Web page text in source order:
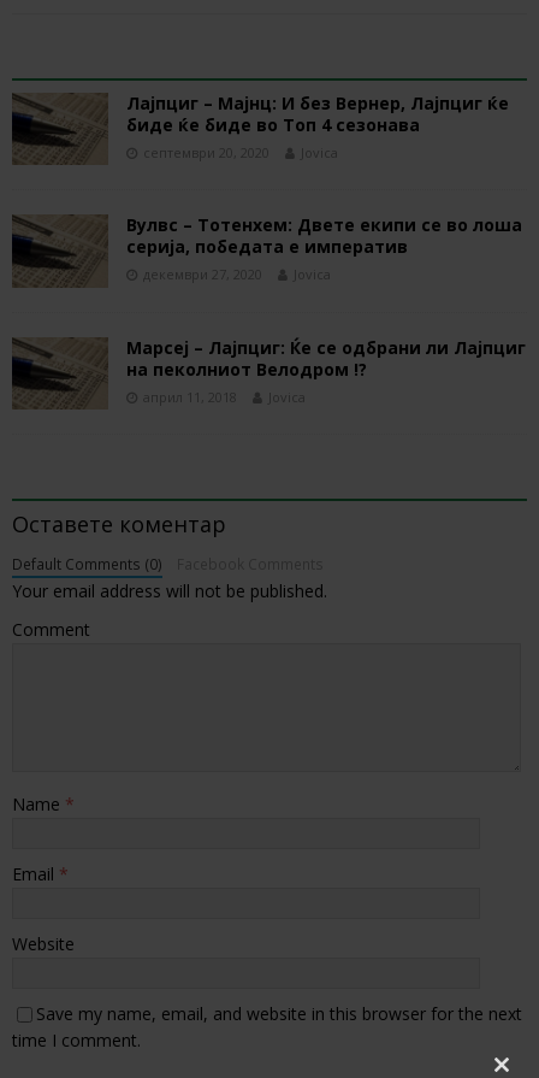
Лајпциг – Мајнц: И без Вернер, Лајпциг ќе
биде ќе биде во Топ 4 сезонава
септември 20, 2020 Jovica
Вулвс – Тотенхем: Двете екипи се во лоша
серија, победата е императив
декември 27, 2020 Jovica
Марсеј – Лајпциг: Ќе се одбрани ли Лајпциг
на пеколниот Велодром !?
април 11, 2018 Jovica
Оставете коментар
Default Comments (0)
Your email address will not be published.
Comment
Name *
Email *
Website
Save my name, email, and website in this browser for the next
time I comment.